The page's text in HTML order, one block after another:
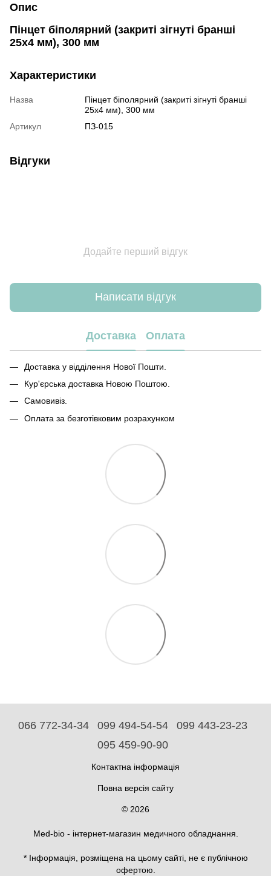
Опис
Пінцет біполярний (закриті зігнуті бранші
25х4 мм), 300 мм
Характеристики
Назва
Пінцет біполярний (закриті зігнуті бранші
25х4 мм), 300 мм
Артикул
ПЗ-015
Відгуки
Додайте перший відгук
Написати відгук
Доставка Оплата
Доставка у відділення Нової Пошти.
Кур'єрська доставка Новою Поштою.
Самовивіз.
Оплата за безготівковим розрахунком
066 772-34-34 099 494-54-54
099 443-23-23
095 459-90-90
Контактна інформація
Повна версія сайту
© 2026
Med-bio - інтернет-магазин медичного обладнання.
* Інформація, розміщена на цьому сайті, не є публічною
офертою.